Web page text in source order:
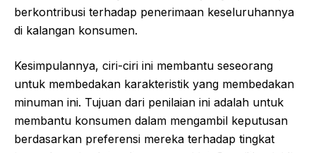
berkontribusi terhadap penerimaan keseluruhannya
di kalangan konsumen.
Kesimpulannya, ciri-ciri ini membantu seseorang
untuk membedakan karakteristik yang membedakan
minuman ini. Tujuan dari penilaian ini adalah untuk
membantu konsumen dalam mengambil keputusan
berdasarkan preferensi mereka terhadap tingkat